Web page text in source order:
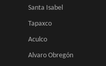
Santa Isabel
Tapaxco
Aculco
Alvaro Obregón